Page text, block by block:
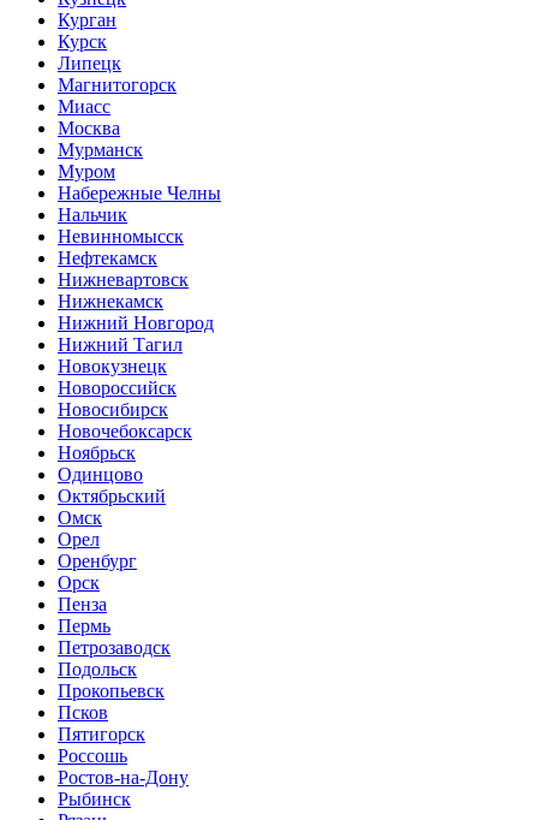
Курган
Курск
Липецк
Магнитогорск
Миасс
Москва
Мурманск
Муром
Набережные Челны
Нальчик
Невинномысск
Нефтекамск
Нижневартовск
Нижнекамск
Нижний Новгород
Нижний Тагил
Новокузнецк
Новороссийск
Новосибирск
Новочебоксарск
Ноябрьск
Одинцово
Октябрьский
Омск
Орел
Оренбург
Орск
Пенза
Пермь
Петрозаводск
Подольск
Прокопьевск
Псков
Пятигорск
Россошь
Ростов-на-Дону
Рыбинск